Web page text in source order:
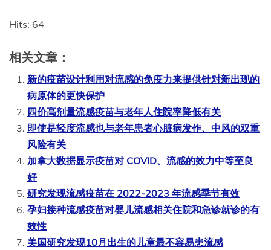
Hits: 64
相关文章：
新的疫苗设计利用对流感的免疫力来提供针对新出现的
病原体的更快保护
四价高剂量流感疫苗与老年人住院率降低有关
即使是轻度流感也与老年患者心脏病发作、中风的双重
风险有关
加拿大数据显示疫苗对 COVID、流感的效力中等至良
好
研究发现流感疫苗在 2022-2023 年流感季节有效
孕妇接种流感疫苗对婴儿流感相关住院和急诊就诊的有
效性
美国研究发现10月出生的儿童最不容易患流感